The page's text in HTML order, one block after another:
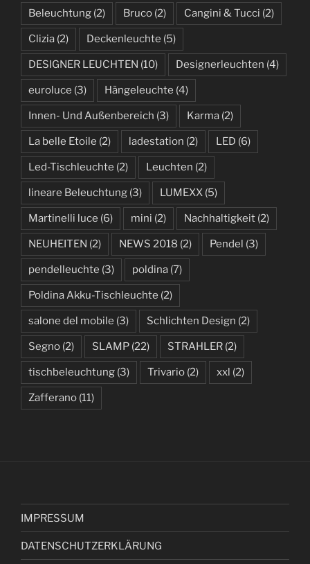
Beleuchtung (2) Bruco (2) Cangini & Tucci (2)
Clizia (2) Deckenleuchte (5)
DESIGNER LEUCHTEN (10) Designerleuchten (4)
euroluce (3) Hängeleuchte (4)
Innen- Und Außenbereich (3) Karma (2)
La belle Etoile (2) ladestation (2) LED (6)
Led-Tischleuchte (2) Leuchten (2)
lineare Beleuchtung (3) LUMEXX (5)
Martinelli luce (6) mini (2) Nachhaltigkeit (2)
NEUHEITEN (2) NEWS 2018 (2) Pendel (3)
pendelleuchte (3) poldina (7)
Poldina Akku-Tischleuchte (2)
salone del mobile (3) Schlichten Design (2)
Segno (2) SLAMP (22) STRAHLER (2)
tischbeleuchtung (3) Trivario (2) xxl (2)
Zafferano (11)
IMPRESSUM
DATENSCHUTZERKLÄRUNG